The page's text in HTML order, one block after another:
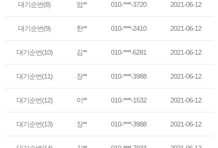
대기순번(8) 엄** 010-****-3720 2021-06-12
대기순번(9) 한** 010-****-2410 2021-06-12
대기순번(10) 김** 010-****-6281 2021-06-12
대기순번(11) 장** 010-****-3988 2021-06-12
대기순번(12) 이** 010-****-1532 2021-06-12
대기순번(13) 장** 010-****-3988 2021-06-12